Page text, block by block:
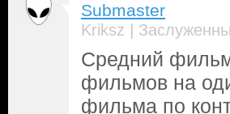
Submaster
Kriksz |
Средний
фильмов на
фильма по